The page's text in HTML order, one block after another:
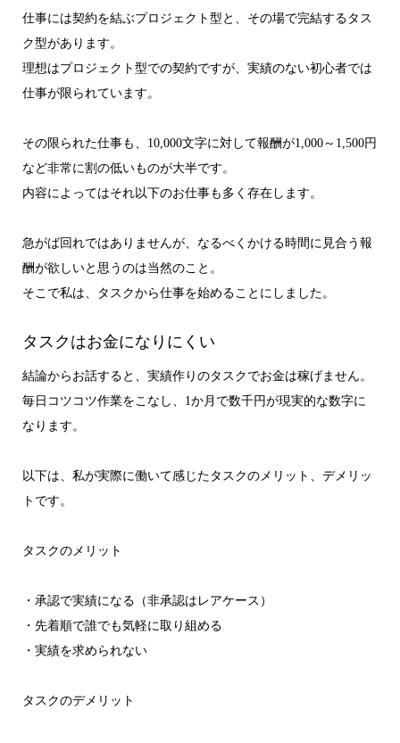
仕事には契約を結ぶプロジェクト型と、その場で完結するタス
ク型があります。
理想はプロジェクト型での契約ですが、実績のない初心者では
仕事が限られています。
その限られた仕事も、10,000文字に対して報酬が1,000～1,500円
など非常に割の低いものが大半です。
内容によってはそれ以下のお仕事も多く存在します。
急がば回れではありませんが、なるべくかける時間に見合う報
酬が欲しいと思うのは当然のこと。
そこで私は、タスクから仕事を始めることにしました。
タスクはお金になりにくい
結論からお話すると、実績作りのタスクでお金は稼げません。
毎日コツコツ作業をこなし、1か月で数千円が現実的な数字に
なります。
以下は、私が実際に働いて感じたタスクのメリット、デメリッ
トです。
タスクのメリット
・承認で実績になる（非承認はレアケース）
・先着順で誰でも気軽に取り組める
・実績を求められない
タスクのデメリット